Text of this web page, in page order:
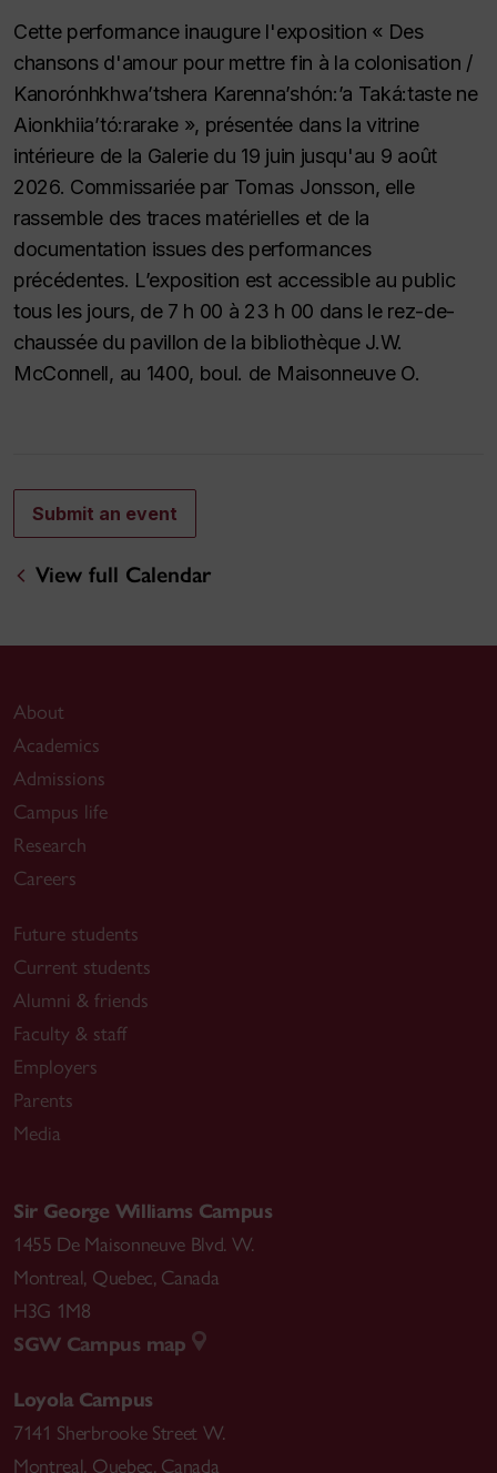
Cette performance inaugure l'exposition « Des
chansons d'amour pour mettre fin à la colonisation /
Kanorónhkhwa’tshera Karenna’shón:’a Taká:taste ne
Aionkhiia’tó:rarake », présentée dans la vitrine
intérieure de la Galerie du 19 juin jusqu'au 9 août
2026. Commissariée par Tomas Jonsson, elle
rassemble des traces matérielles et de la
documentation issues des performances
précédentes. L’exposition est accessible au public
tous les jours, de 7 h 00 à 23 h 00 dans le rez-de-
chaussée du pavillon de la bibliothèque J.W.
McConnell, au 1400, boul. de Maisonneuve O.
Submit an event
View full Calendar
About
Academics
Admissions
Campus life
Research
Careers
Future students
Current students
Alumni & friends
Faculty & staff
Employers
Parents
Media
Sir George Williams Campus
1455 De Maisonneuve Blvd. W.
Montreal, Quebec, Canada
H3G 1M8
SGW Campus map
Loyola Campus
7141 Sherbrooke Street W.
Montreal, Quebec, Canada